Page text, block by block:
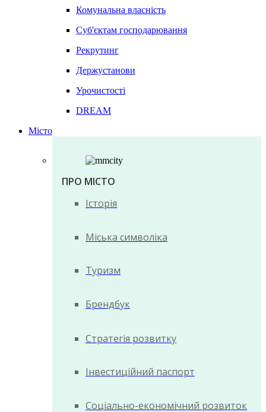
Комунальна власність
Суб'єктам господарювання
Рекрутинг
Держустанови
Урочистості
DREAM
Місто
ПРО МІСТО
Історія
Міська символіка
Туризм
Брендбук
Стратегія розвитку
Інвестиційний паспорт
Соціально-економічний розвиток